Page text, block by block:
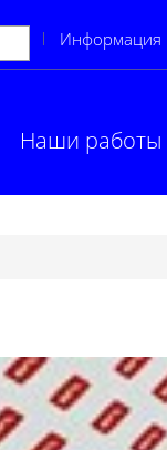
Информация
Наши работы